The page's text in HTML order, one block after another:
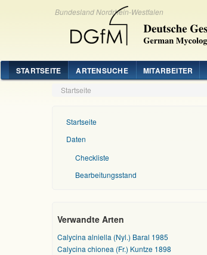
Bundesland Nordrhein-Westfalen
STARTSEITE ARTENSUCHE MITARBEITER
Startseite
Startseite
Daten
Checkliste
Bearbeitungsstand
Verwandte Arten
Calycina alniella (Nyl.) Baral 1985
Calycina chionea (Fr.) Kuntze 1898